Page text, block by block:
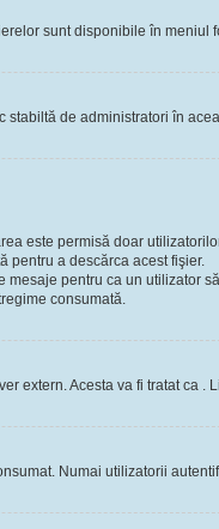
sunt disponibile în meniul
stabiltă de administratori în
este permisă doar
pentru a descărca acest fişier.
mesaje pentru ca un utilizator
consumată.
extern. Acesta va fi tratat ca
Numai utilizatorii